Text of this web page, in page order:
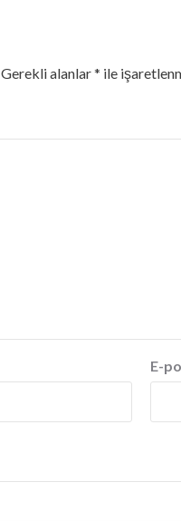
Gerekli alanlar* ile
E-